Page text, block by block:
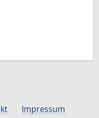
Impressum